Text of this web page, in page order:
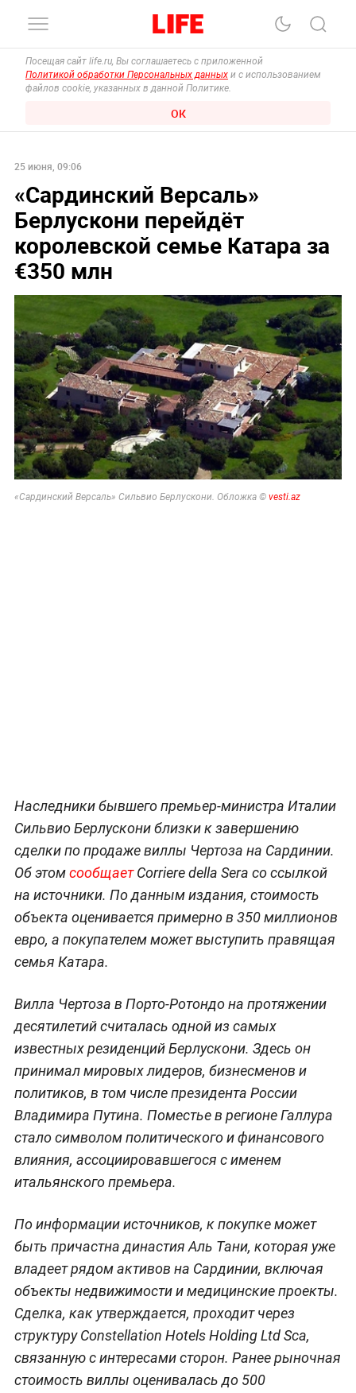
Посещая сайт life.ru, Вы соглашаетесь с приложенной
Политикой обработки Персональных данных и с использованием
файлов cookie, указанных в данной Политике.
ОК
25 июня, 09:06
«Сардинский Версаль»
Берлускони перейдёт
королевской семье Катара за
€350 млн
«Сардинский Версаль» Сильвио Берлускони. Обложка © vesti.az
Наследники бывшего премьер-министра Италии
Сильвио Берлускони близки к завершению
сделки по продаже виллы Чертоза на Сардинии.
Об этомсообщаетCorriere della Sera со ссылкой
на источники. По данным издания, стоимость
объекта оценивается примерно в 350 миллионов
евро, а покупателем может выступить правящая
семья Катара.
Вилла Чертоза в Порто-Ротондо на протяжении
десятилетий считалась одной из самых
известных резиденций Берлускони. Здесь он
принимал мировых лидеров, бизнесменов и
политиков, в том числе президента России
Владимира Путина. Поместье в регионе Галлура
стало символом политического и финансового
влияния, ассоциировавшегося с именем
итальянского премьера.
По информации источников, к покупке может
быть причастна династия Аль Тани, которая уже
владеет рядом активов на Сардинии, включая
объекты недвижимости и медицинские проекты.
Сделка, как утверждается, проходит через
структуру Constellation Hotels Holding Ltd Sca,
связанную с интересами сторон. Ранее рыночная
стоимость виллы оценивалась до 500